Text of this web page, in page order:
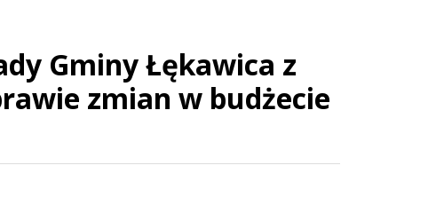
Gminy Łękawica z
zmian w budżecie